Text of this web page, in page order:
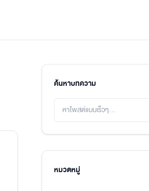
ค้นหาบทความ
หมวดหมู่